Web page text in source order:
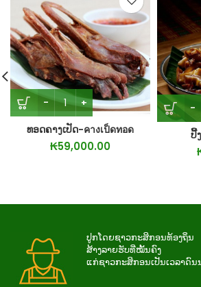
ທອດຄາງເປັດ-คางเป็ดทอด
₭59,000.00
ປີ້
ປູກໂດຍຊາວກະສິກອນທ້ອງຖິ່ນ
ສ້າງລາຍຮັບທີ່ໝັ້ນຄົງ
ແກ່ຊາວກະສິກອນເປັນເວລາດົນ